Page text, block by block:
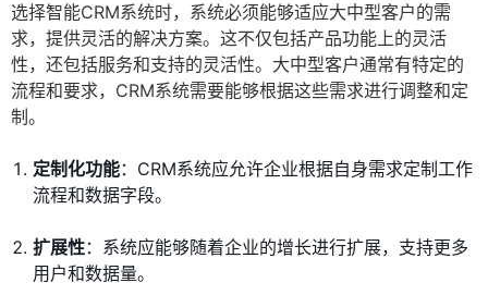
选择智能CRM系统时，系统必须能够适应大中型客户的需
求，提供灵活的解决方案。这不仅包括产品功能上的灵活
性，还包括服务和支持的灵活性。大中型客户通常有特定的
流程和要求，CRM系统需要能够根据这些需求进行调整和定
制。
定制化功能：CRM系统应允许企业根据自身需求定制工作
流程和数据字段。
扩展性：系统应能够随着企业的增长进行扩展，支持更多
用户和数据量。